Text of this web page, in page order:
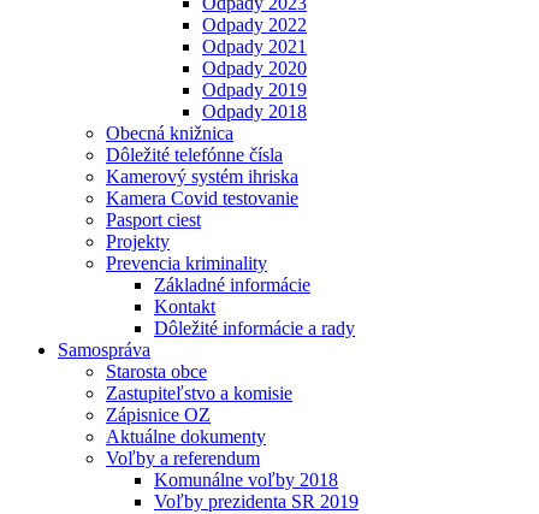
Odpady 2022
Odpady 2021
Odpady 2020
Odpady 2019
Odpady 2018
Obecná knižnica
Dôležité telefónne čísla
Kamerový systém ihriska
Kamera Covid testovanie
Pasport ciest
Projekty
Prevencia kriminality
Základné informácie
Kontakt
Dôležité informácie a rady
Samospráva
Starosta obce
Zastupiteľstvo a komisie
Zápisnice OZ
Aktuálne dokumenty
Voľby a referendum
Komunálne voľby 2018
Voľby prezidenta SR 2019